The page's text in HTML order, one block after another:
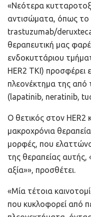
«Νεότερα
αντισώματα, όπως το
trastuzumab/
θεραπευτική μας
ενδοκυττάριου
HER2 ΤΚΙ) προσφέρει
πλεονέκτημα της από
(lapatinib, neratinib,
Ο θετικός στον HER2
μακροχρόνια
μορφές, που
της θεραπείας αυτής,
αξία»», προσθέτει.
«Μία τέτοια
που κυκλοφορεί από